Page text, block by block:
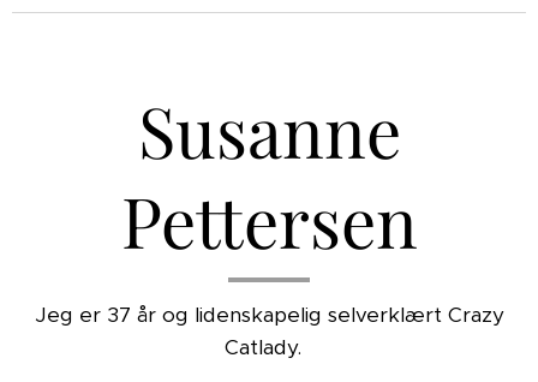
Susanne
Pettersen
Jeg er 37 år og lidenskapelig selverklært Crazy
Catlady.